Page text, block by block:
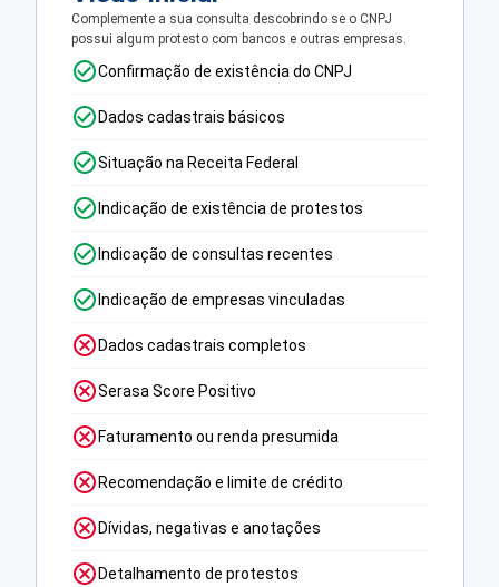
Complemente a sua consulta descobrindo se o CNPJ
possui algum protesto com bancos e outras empresas.
Confirmação de existência do CNPJ
Dados cadastrais básicos
Situação na Receita Federal
Indicação de existência de protestos
Indicação de consultas recentes
Indicação de empresas vinculadas
Dados cadastrais completos
Serasa Score Positivo
Faturamento ou renda presumida
Recomendação e limite de crédito
Dívidas, negativas e anotações
Detalhamento de protestos